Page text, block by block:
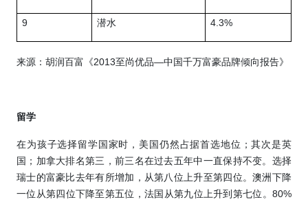
9 潜水 4.3%
来源：胡润百富《2013至尚优品—中国千万富豪品牌倾向报告》
留学
在为孩子选择留学国家时，美国仍然占据首选地位；其次是英
国；加拿大排名第三，前三名在过去五年中一直保持不变。选择
瑞士的富豪比去年有所增加，从第八位上升至第四位。澳洲下降
一位从第四位下降至第五位，法国从第九位上升到第七位。 80%